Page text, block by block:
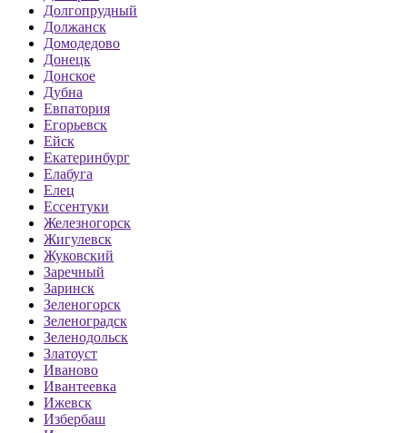
Долгопрудный
Должанск
Домодедово
Донецк
Донское
Дубна
Евпатория
Егорьевск
Ейск
Екатеринбург
Елабуга
Елец
Ессентуки
Железногорск
Жигулевск
Жуковский
Заречный
Заринск
Зеленогорск
Зеленоградск
Зеленодольск
Златоуст
Иваново
Ивантеевка
Ижевск
Избербаш